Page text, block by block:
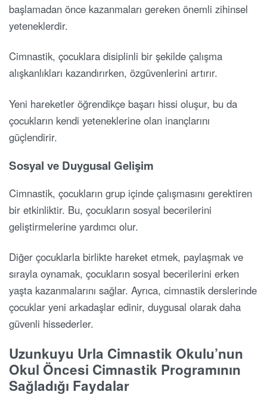
başlamadan önce kazanmaları gereken önemli zihinsel
yeteneklerdir.
Cimnastik, çocuklara disiplinli bir şekilde çalışma
alışkanlıkları kazandırırken, özgüvenlerini artırır.
Yeni hareketler öğrendikçe başarı hissi oluşur, bu da
çocukların kendi yeteneklerine olan inançlarını
güçlendirir.
Sosyal ve Duygusal Gelişim
Cimnastik, çocukların grup içinde çalışmasını gerektiren
bir etkinliktir. Bu, çocukların sosyal becerilerini
geliştirmelerine yardımcı olur.
Diğer çocuklarla birlikte hareket etmek, paylaşmak ve
sırayla oynamak, çocukların sosyal becerilerini erken
yaşta kazanmalarını sağlar. Ayrıca, cimnastik derslerinde
çocuklar yeni arkadaşlar edinir, duygusal olarak daha
güvenli hissederler.
Uzunkuyu Urla Cimnastik Okulu’nun
Okul Öncesi Cimnastik Programının
Sağladığı Faydalar